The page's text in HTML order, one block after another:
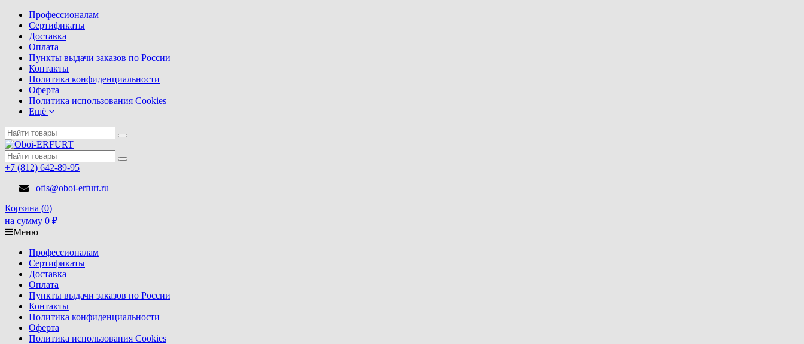
Профессионалам
Сертификаты
Доставка
Оплата
Пункты выдачи заказов по России
Контакты
Политика конфиденциальности
Оферта
Политика использования Cookies
Ещё
+7 (812) 642-89-95
ofis@oboi-erfurt.ru
Корзина (0)
на сумму 0 ₽
Меню
Профессионалам
Сертификаты
Доставка
Оплата
Пункты выдачи заказов по России
Контакты
Политика конфиденциальности
Оферта
Политика использования Cookies